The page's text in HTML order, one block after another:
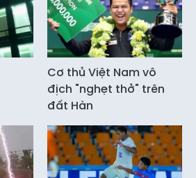
Cơ thủ Việt Nam vô
địch "nghẹt thở" trên
đất Hàn